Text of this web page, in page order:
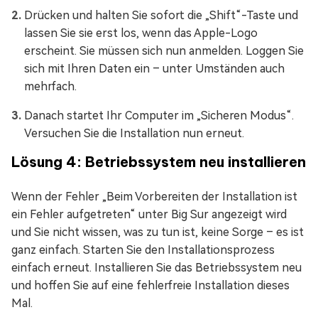
Drücken und halten Sie sofort die „Shift“-Taste und
lassen Sie sie erst los, wenn das Apple-Logo
erscheint. Sie müssen sich nun anmelden. Loggen Sie
sich mit Ihren Daten ein – unter Umständen auch
mehrfach.
Danach startet Ihr Computer im „Sicheren Modus“.
Versuchen Sie die Installation nun erneut.
Lösung 4: Betriebssystem neu installieren
Wenn der Fehler „Beim Vorbereiten der Installation ist
ein Fehler aufgetreten“ unter Big Sur angezeigt wird
und Sie nicht wissen, was zu tun ist, keine Sorge – es ist
ganz einfach. Starten Sie den Installationsprozess
einfach erneut. Installieren Sie das Betriebssystem neu
und hoffen Sie auf eine fehlerfreie Installation dieses
Mal.